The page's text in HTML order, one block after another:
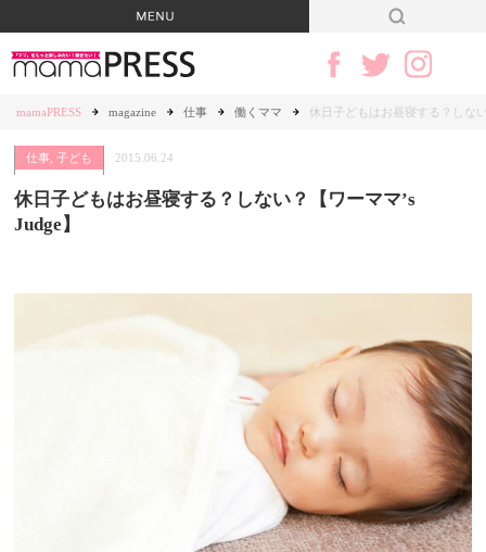
mamaPRESS magazine 仕事 働くママ 休日子どもはお昼寝する？しな
仕事 ,子ども 2015.06.24
休日子どもはお昼寝する？しない？【ワーママ’s
Judge】